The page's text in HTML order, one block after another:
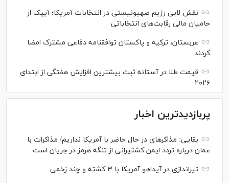
نقش لابی رژیم صهیونیستی در انتخابات آمریکا؛ آیپک از
حامیان مالی رقابت‌های انتخاباتی
عربستان، ترکیه و پاکستان توافقنامه دفاعی مشترک امضا
کردند
قیمت طلا در آستانه ثبت بیشترین افزایش هفتگی از ابتدای
۲۰۲۶
پربازدیدترین اخبار
بقایی: مذاکره‎ای در حال حاضر با آمریکا نداریم/ مذاکرات با
عمان درباره تردد ایمن کشتیرانی از تنگه هرمز در جریان است
تیراندازی در آیداهو آمریکا با ۳ کشته و چند زخمی